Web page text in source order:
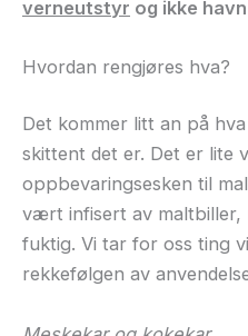
verneutstyr og ikke
Hvordan rengjøres hva?
Det kommer litt an på
skittent det er. Det er lite
oppbevaringsesken til
vært infisert av
fuktig. Vi tar for oss ting
rekkefølgen av